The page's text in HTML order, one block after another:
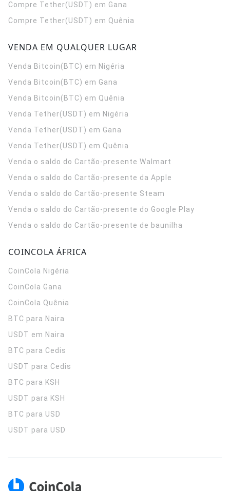
Compre Tether(USDT) em Gana
Compre Tether(USDT) em Quênia
VENDA EM QUALQUER LUGAR
Venda Bitcoin(BTC) em Nigéria
Venda Bitcoin(BTC) em Gana
Venda Bitcoin(BTC) em Quênia
Venda Tether(USDT) em Nigéria
Venda Tether(USDT) em Gana
Venda Tether(USDT) em Quênia
Venda o saldo do Cartão-presente Walmart
Venda o saldo do Cartão-presente da Apple
Venda o saldo do Cartão-presente Steam
Venda o saldo do Cartão-presente do Google Play
Venda o saldo do Cartão-presente de baunilha
COINCOLA ÁFRICA
CoinCola Nigéria
CoinCola Gana
CoinCola Quênia
BTC para Naira
USDT em Naira
BTC para Cedis
USDT para Cedis
BTC para KSH
USDT para KSH
BTC para USD
USDT para USD